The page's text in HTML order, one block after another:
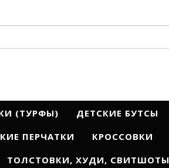
(ТУРФЫ) ДЕТСКИЕ БУТСЫ
ПЕРЧАТКИ КРОССОВКИ
ТОЛСТОВКИ, ХУДИ, СВИТШОТЫ